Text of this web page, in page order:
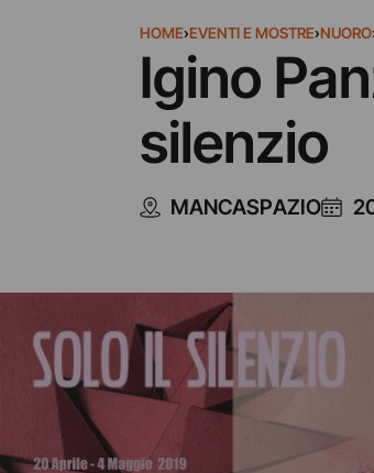
HOME›EVENTI E MOSTRE›NUORO
Igino
silenzio
MANCASPAZIO